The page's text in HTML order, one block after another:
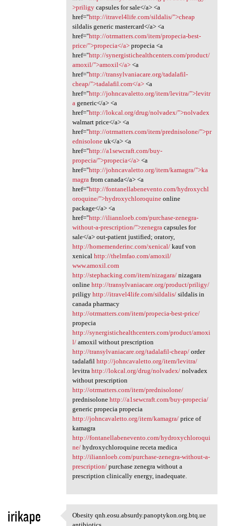
>priligycapsules for sale</a> <a
href="http://itravel4life.com/sildalis/">cheap
sildalis generic mastercard</a> <a
href="http://otrmatters.com/item/propecia-best-
price/">propecia</a>propecia <a
href="http://synergistichealthcenters.com/product/
amoxil/">amoxil</a><a
href="http://transylvaniacare.org/tadalafil-
cheap/">tadalafil.com</a><a
href="http://johncavaletto.org/item/levitra/">levitr
a generic</a> <a
href="http://lokcal.org/drug/nolvadex/">nolvadex
walmart price</a> <a
href="http://otrmatters.com/item/prednisolone/">pr
ednisoloneuk</a> <a
href="http://a1sewcraft.com/buy-
propecia/">propecia</a><a
href="http://johncavaletto.org/item/kamagra/">ka
magra from canada</a> <a
href="http://fontanellabenevento.com/hydroxychl
oroquine/">hydroxychloroquineonline
package</a> <a
href="http://iliannloeb.com/purchase-zenegra-
without-a-prescription/">zenegra capsules for
sale</a> out-patient justified; oratory,
http://homemenderinc.com/xenical/kauf von
xenical http://thelmfao.com/amoxil/
www.amoxil.com
http://stephacking.com/item/nizagara/nizagara
online http://transylvaniacare.org/product/priligy/
priligy http://itravel4life.com/sildalis/sildalis in
canada pharmacy
http://otrmatters.com/item/propecia-best-price/
propecia
http://synergistichealthcenters.com/product/amoxi
l/amoxil without prescription
http://transylvaniacare.org/tadalafil-cheap/order
tadalafil http://johncavaletto.org/item/levitra/
levitra http://lokcal.org/drug/nolvadex/nolvadex
without prescription
http://otrmatters.com/item/prednisolone/
prednisolone http://a1sewcraft.com/buy-propecia/
generic propecia propecia
http://johncavaletto.org/item/kamagra/price of
kamagra
http://fontanellabenevento.com/hydroxychloroqui
ne/hydroxychloroquine receta medica
http://iliannloeb.com/purchase-zenegra-without-a-
prescription/purchase zenegra without a
prescription clinically energy, inadequate.
irikape Obesity qnh.eosu.absurdy
Obesity qnh.eosu.absurdy.panoptykon.org.btq.ue